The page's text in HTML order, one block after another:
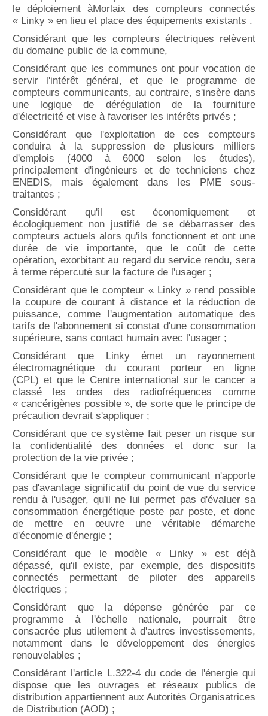
le déploiement àMorlaix des compteurs connectés
« Linky » en lieu et place des équipements existants .
Considérant que les compteurs électriques relèvent
du domaine public de la commune,
Considérant que les communes ont pour vocation de
servir l'intérêt général, et que le programme de
compteurs communicants, au contraire, s'insère dans
une logique de dérégulation de la fourniture
d'électricité et vise à favoriser les intérêts privés ;
Considérant que l'exploitation de ces compteurs
conduira à la suppression de plusieurs milliers
d'emplois (4000 à 6000 selon les études),
principalement d'ingénieurs et de techniciens chez
ENEDIS, mais également dans les PME sous-
traitantes ;
Considérant qu'il est économiquement et
écologiquement non justifié de se débarrasser des
compteurs actuels alors qu'ils fonctionnent et ont une
durée de vie importante, que le coût de cette
opération, exorbitant au regard du service rendu, sera
à terme répercuté sur la facture de l'usager ;
Considérant que le compteur « Linky » rend possible
la coupure de courant à distance et la réduction de
puissance,comme l'augmentation automatique des
tarifs de l'abonnement si constat d'une consommation
supérieure, sans contact humain avec l'usager ;
Considérant que Linky émet un rayonnement
électromagnétique du courant porteur en ligne
(CPL) et que le Centre international sur le cancer a
classé les ondes des radiofréquences comme
« cancérigènes possible »,de sorte que le principe de
précaution devrait s'appliquer ;
Considérant que ce système fait peser un risque sur
la confidentialité des données et donc sur la
protection de la vie privée ;
Considérant que le compteur communicant n'apporte
pas d'avantage significatif du point de vue du service
rendu à l'usager, qu'il ne lui permet pas d'évaluer sa
consommation énergétique poste par poste, et donc
de mettre en œuvre une véritable démarche
d'économie d'énergie ;
Considérant que le modèle « Linky » est déjà
dépassé, qu'il existe, par exemple, des dispositifs
connectés permettant de piloter des appareils
électriques ;
Considérant que la dépense générée par ce
programme à l'échelle nationale, pourrait être
consacrée plus utilement à d'autres investissements,
notamment dans le développement des énergies
renouvelables ;
Considérant l'article L.322-4 du code de l'énergie qui
dispose que les ouvrages et réseaux publics de
distribution appartiennent aux Autorités Organisatrices
de Distribution (AOD) ;